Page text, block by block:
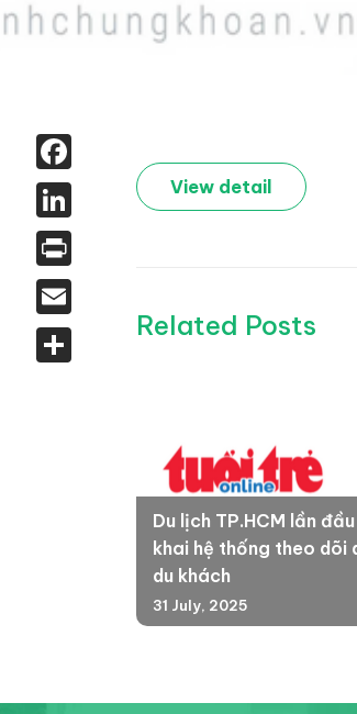
Facebook
LinkedIn
Print
Email
Share
View detail
Related Posts
Du lịch TP.HCM lần
khai hệ thống theo dõi
du khách
31 July, 2025